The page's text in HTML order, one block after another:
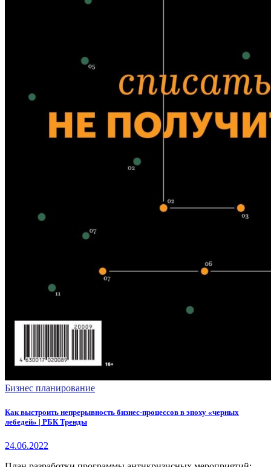
Бизнес планирование
Как выстроить непрерывность бизнес-процессов в эпоху «черных
лебедей» | РБК Тренды
24.06.2022